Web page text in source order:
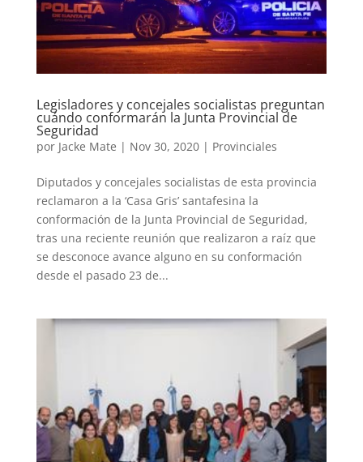
Legisladores y concejales socialistas preguntan
cuándo conformarán la Junta Provincial de
Seguridad
por Jacke Mate | Nov 30, 2020| Provinciales
Diputados y concejales socialistas de esta provincia
reclamaron a la ‘Casa Gris’ santafesina la
conformación de la Junta Provincial de Seguridad,
tras una reciente reunión que realizaron a raíz que
se desconoce avance alguno en su conformación
desde el pasado 23 de...